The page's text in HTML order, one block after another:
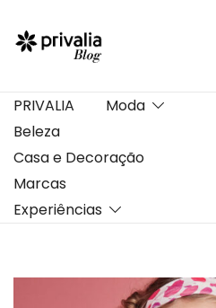
conteúdo
PRIVALIA
Moda
Beleza
Casa e Decoração
Marcas
Experiências